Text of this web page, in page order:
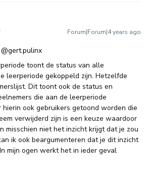
Forum|Forum|4 years ago
@gert.pulinx
toont de status van alle
leerperiode gekoppeld zijn. Hetzelfde
Dit toont ook de status en
die aan de leerperiode
hierin ook gebruikers getoond worden die
verwijderd zijn is een keuze waardoor
misschien niet het inzicht krijgt dat je zou
ik ook beargumenteren dat je dit inzicht
mijn ogen werkt het in ieder geval